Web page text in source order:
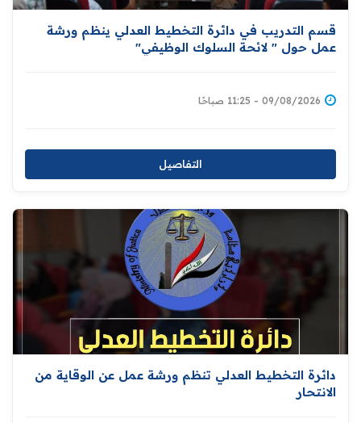
قسم التدريب في دائرة التخطيط العدلي ينظم ورشة
عمل حول " لائحة السلوك الوظيفي"
09/08/2026 - 11:25 صباحًا
التفاصيل
دائرة التخطيط العدلي تنظم ورشة عمل عن الوقاية من
الانتحار